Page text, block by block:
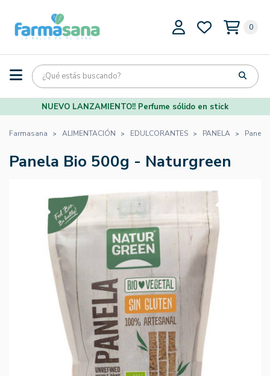
0
NUEVO LANZAMIENTO!! Perfume sólido en stick
Farmasana ALIMENTACIÓN EDULCORANTES PANELA
Panela Bio 500g - Naturgreen